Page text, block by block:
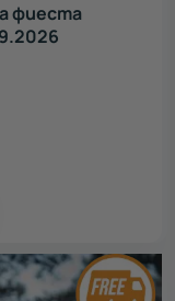
фиеста